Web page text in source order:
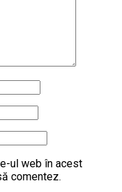
ul web în acest
comentez.